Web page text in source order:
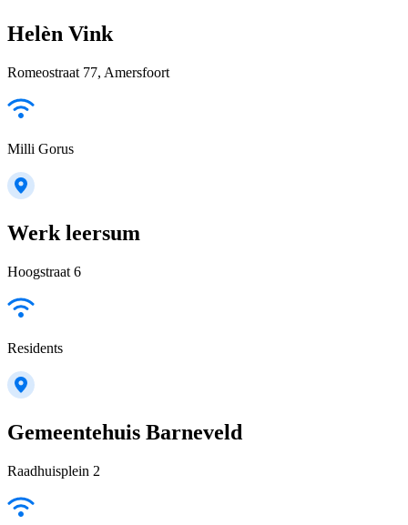
Helèn Vink
Romeostraat 77, Amersfoort
Milli Gorus
Werk leersum
Hoogstraat 6
Residents
Gemeentehuis Barneveld
Raadhuisplein 2